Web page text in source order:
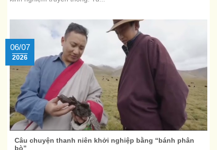
Câu chuyện thanh niên khởi nghiệp bằng “bánh phân
bò”
06/07
2026